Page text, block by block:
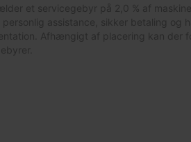
et servicegebyr på 2,0 % af
personlig assistance, sikker betaling og
Afhængigt af placering kan der